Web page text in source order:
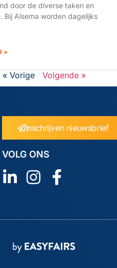
door de diverse taken en
Bij Alsema worden dagelijks
»
« Vorige Volgende »
Inschrijven nieuwsbrief
VOLG ONS